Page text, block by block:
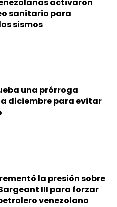
sanitario para
sismos
una prórroga
diciembre para evitar
la presión sobre
III para forzar
venezolano